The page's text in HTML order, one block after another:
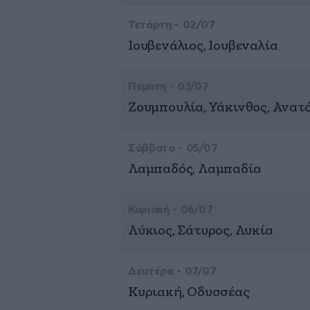
Τετάρτη - 02/07
Ιουβενάλιος, Ιουβεναλία
Ζουμπουλία, Υάκινθος,
Σάββατο - 05/07
Λαμπαδός, Λαμπαδία
Λύκιος, Σάτυρος, Λυκία
Δευτέρα - 07/07
Κυριακή, Οδυσσέας